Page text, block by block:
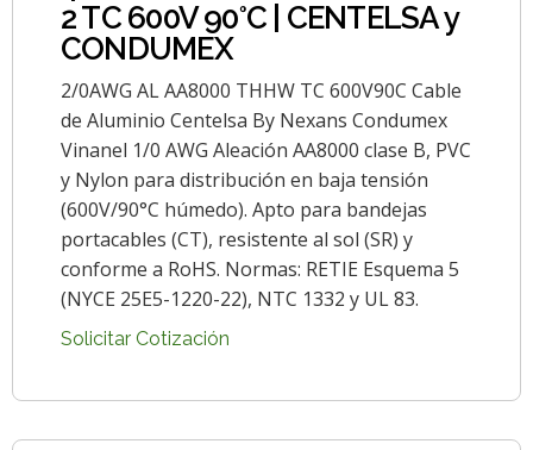
2 TC 600V 90°C | CENTELSA y
CONDUMEX
2/0AWG AL AA8000 THHW TC 600V90C Cable
de Aluminio Centelsa By Nexans Condumex
Vinanel 1/0 AWG Aleación AA8000 clase B, PVC
y Nylon para distribución en baja tensión
(600V/90°C húmedo). Apto para bandejas
portacables (CT), resistente al sol (SR) y
conforme a RoHS. Normas: RETIE Esquema 5
(NYCE 25E5-1220-22), NTC 1332 y UL 83.
Solicitar Cotización